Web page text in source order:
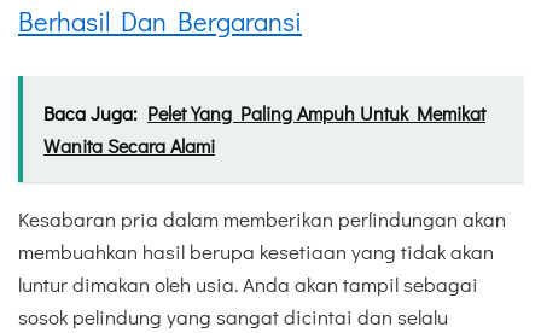
Berhasil Dan Bergaransi
Baca Juga: Pelet Yang Paling Ampuh Untuk Memikat
Wanita Secara Alami
Kesabaran pria dalam memberikan perlindungan akan
membuahkan hasil berupa kesetiaan yang tidak akan
luntur dimakan oleh usia. Anda akan tampil sebagai
sosok pelindung yang sangat dicintai dan selalu